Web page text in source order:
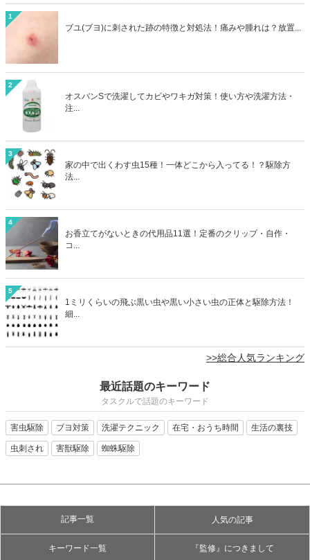
にならず処分することができますよ。
1
ブユ(ブヨ)に刺された跡の特徴と対処法！痛みや腫れは？放置...
2
オスバンSで洗濯してカビやワキガ対策！使い方や洗濯方法・
注...
3
家の中で出くわす虫15種！一体どこから入ってる！？駆除方
法...
4
お香立てがないときの代用品11選！定番のクリップ・自作・
コ...
5
1ミリくらいの飛ぶ黒い虫や黒い小さい虫の正体と駆除方法！
細...
>>総合人気ランキング
最近話題のキーワード
タスクルで話題のキーワード
害虫駆除 ブヨ対策 洗濯テクニック 在宅・おうち時間 生活の裏技
虫刺され 害獣駆除 蜘蛛駆除
記事一覧 人気の記事
キーワード一覧 『監修』につきまして